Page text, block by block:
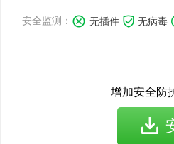
安全监测： 无插件 无病毒
增加安全防